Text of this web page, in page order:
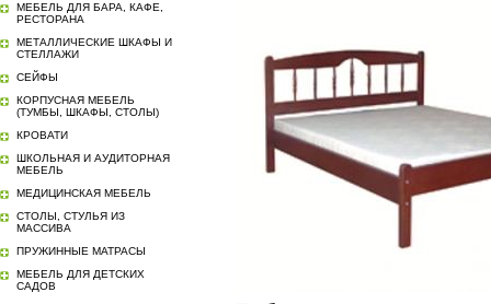
МЕБЕЛЬ ДЛЯ БАРА, КАФЕ,
РЕСТОРАНА
МЕТАЛЛИЧЕСКИЕ ШКАФЫ И
СТЕЛЛАЖИ
СЕЙФЫ
КОРПУСНАЯ МЕБЕЛЬ
(ТУМБЫ, ШКАФЫ, СТОЛЫ)
КРОВАТИ
ШКОЛЬНАЯ И АУДИТОРНАЯ
МЕБЕЛЬ
МЕДИЦИНСКАЯ МЕБЕЛЬ
СТОЛЫ, СТУЛЬЯ ИЗ
МАССИВА
ПРУЖИННЫЕ МАТРАСЫ
МЕБЕЛЬ ДЛЯ ДЕТСКИХ
САДОВ